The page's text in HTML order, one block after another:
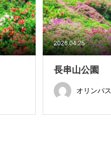
2026.04.25
長串山公園
オリンパス